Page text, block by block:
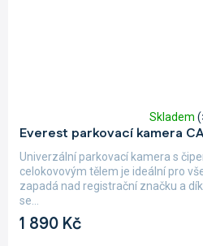
Everest parkovací kamera
hodnocení
produktu
je
5,0
z
hvězdiček.
Skladem
1 890 Kč
Univerzální parkovací kamera s
celokovovým tělem je ideální pro
zapadá nad registrační značku a
se...